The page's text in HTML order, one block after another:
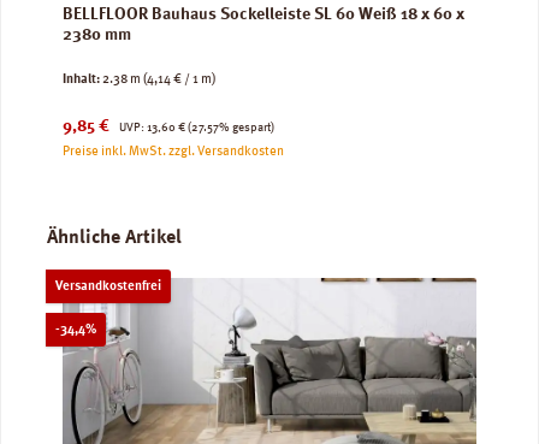
BELLFLOOR Bauhaus Sockelleiste SL 60 Weiß 18 x 60 x
2380 mm
Inhalt:2.38 m (4,14 € / 1 m)
Verkaufspreis:
9,85 € UVP:
Regulärer Preis:
13,60 € (27.57% gespart)
Preise inkl. MwSt. zzgl. Versandkosten
Produktgalerie überspringen
Ähnliche Artikel
Versandkostenfrei
-34,4%Rabatt